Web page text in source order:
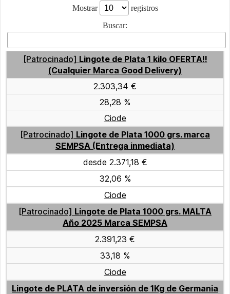
Mostrar
registros
Buscar:
[Patrocinado] Lingote de Plata 1 kilo OFERTA!!
(Cualquier Marca Good Delivery)
2.303,34 €
28,28 %
Ciode
[Patrocinado] Lingote de Plata 1000 grs. marca
SEMPSA (Entrega inmediata)
desde 2.371,18 €
32,06 %
Ciode
[Patrocinado] Lingote de Plata 1000 grs. MALTA
Año 2025 Marca SEMPSA
2.391,23 €
33,18 %
Ciode
Lingote de PLATA de inversión de 1Kg de Germania